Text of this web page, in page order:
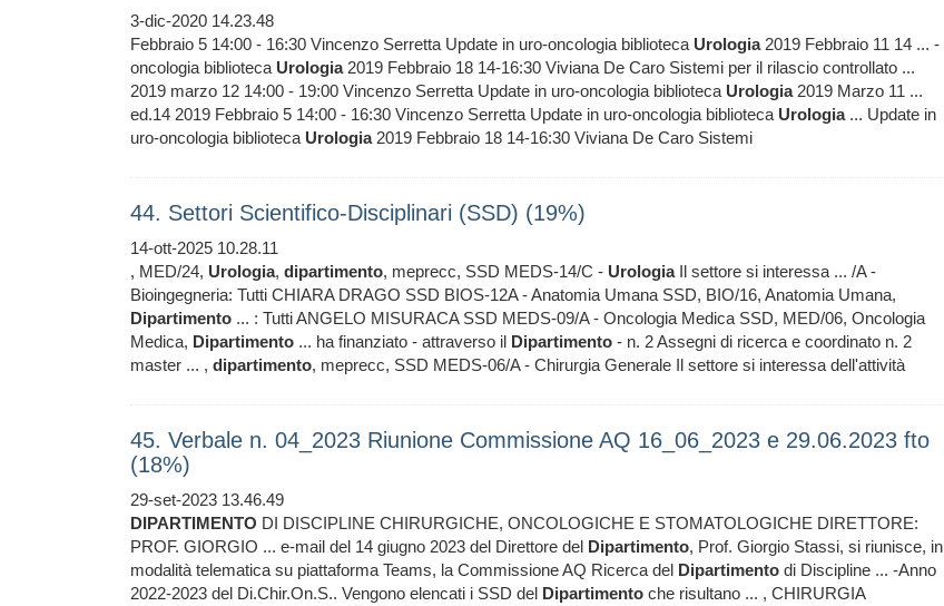
3-dic-2020 14.23.48
Febbraio 5 14:00 - 16:30 Vincenzo Serretta Update in uro-oncologia biblioteca Urologia2019 Febbraio 11 14 ... -
oncologia biblioteca Urologia2019 Febbraio 18 14-16:30 Viviana De Caro Sistemi per il rilascio controllato ...
2019 marzo 12 14:00 - 19:00 Vincenzo Serretta Update in uro-oncologia biblioteca Urologia2019 Marzo 11 ...
ed.14 2019 Febbraio 5 14:00 - 16:30 Vincenzo Serretta Update in uro-oncologia biblioteca Urologia... Update in
uro-oncologia biblioteca Urologia2019 Febbraio 18 14-16:30 Viviana De Caro Sistemi
44. Settori Scientifico-Disciplinari (SSD) (19%)
14-ott-2025 10.28.11
, MED/24, Urologia, dipartimento, meprecc, SSD MEDS-14/C - UrologiaIl settore si interessa ... /A -
Bioingegneria: Tutti CHIARA DRAGO SSD BIOS-12A - Anatomia Umana SSD, BIO/16, Anatomia Umana,
Dipartimento ... : Tutti ANGELO MISURACA SSD MEDS-09/A - Oncologia Medica SSD, MED/06, Oncologia
Medica, Dipartimento ... ha finanziato - attraverso il Dipartimento - n. 2 Assegni di ricerca e coordinato n. 2
master ... , dipartimento, meprecc, SSD MEDS-06/A - Chirurgia Generale Il settore si interessa dell'attività
45. Verbale n. 04_2023 Riunione Commissione AQ 16_06_2023 e 29.06.2023 fto
(18%)
29-set-2023 13.46.49
DIPARTIMENTO DI DISCIPLINE CHIRURGICHE, ONCOLOGICHE E STOMATOLOGICHE DIRETTORE:
PROF. GIORGIO ... e-mail del 14 giugno 2023 del Direttore del Dipartimento, Prof. Giorgio Stassi, si riunisce, in
modalità telematica su piattaforma Teams, la Commissione AQ Ricerca del Dipartimento di Discipline ... -Anno
2022-2023 del Di.Chir.On.S.. Vengono elencati i SSD del Dipartimento che risultano ... , CHIRURGIA